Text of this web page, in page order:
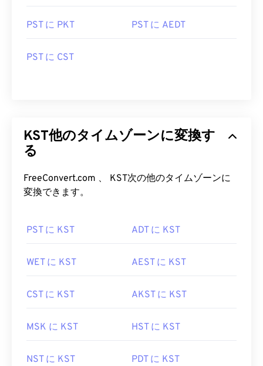
PST に PKT PST に AEDT
PST に CST
KST他のタイムゾーンに変換す
る
FreeConvert.com 、 KST次の他のタイムゾーンに
変換できます。
PST に KST ADT に KST
WET に KST AEST に KST
CST に KST AKST に KST
MSK に KST HST に KST
NST に KST PDT に KST